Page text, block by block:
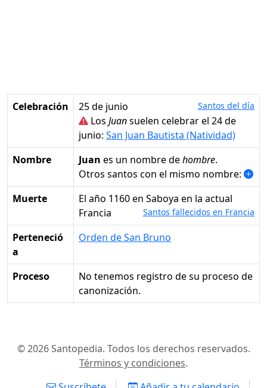
Celebración 25 de junio Santos del día
Los Juansuelen celebrar el 24 de
junio: San Juan Bautista (Natividad)
Nombre
Juan es un nombre dehombre.
Otros santos con el mismo nombre:
Muerte
el año 1160 en Saboya en la actual
Francia
Santos fallecidos en Francia
Perteneció
a
Orden de San Bruno
Proceso
No tenemos registro de su proceso de
canonización.
© 2026 Santopedia. Todos los derechos reservados.
Términos y condiciones.